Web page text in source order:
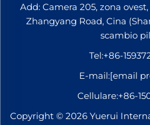
Add: Camera 205, zona
Zhangyang Road, Cina
scambio
Tel:+86-
E-mail:[email
Cellulare:+86-
Copyright © 2026 Yuerui